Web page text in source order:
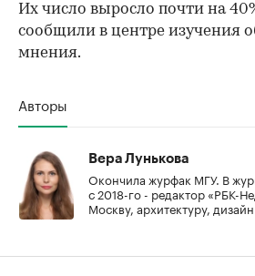
Их число выросло почти на
сообщили в центре изучения
мнения.
Авторы
Вера Лунькова
Окончила журфак МГУ. В
с 2018-го - редактор «РБК-
Москву, архитектуру,